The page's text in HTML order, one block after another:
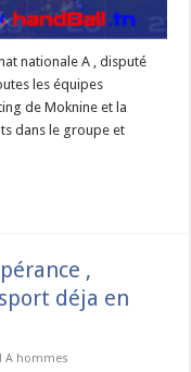
nationale A , disputé
les équipes
de Moknine et la
dans le groupe et
,
déja en
A hommes